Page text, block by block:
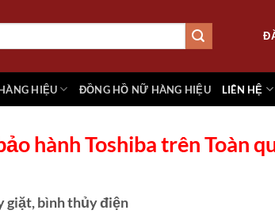
HIỆU ĐỒNG HỒ NỮ HÀNG HIỆU LIÊN HỆ
hành Toshiba trên Toàn
giặt, bình thủy điện